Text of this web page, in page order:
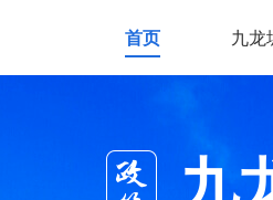
首页 九龙
九